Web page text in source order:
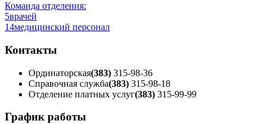
Команда отделения:
5врачей
14медицинский персонал
Контакты
Ординаторская(383) 315-98-36
Справочная служба(383) 315-98-18
Отделение платных услуг(383) 315-99-99
График работы